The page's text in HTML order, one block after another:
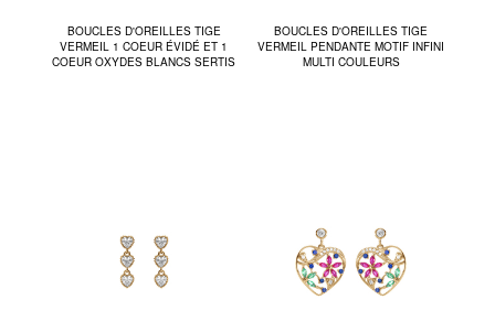
BOUCLES D'OREILLES TIGE
VERMEIL 1 COEUR ÉVIDÉ ET 1
COEUR OXYDES BLANCS SERTIS
BOUCLES D'OREILLES TIGE
VERMEIL PENDANTE MOTIF INFINI
MULTI COULEURS